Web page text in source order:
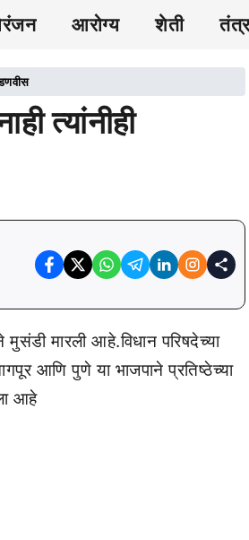
आरोग्य शेती
त्यांनीही
मारली आहे.विधान परिषदेच्या
आणि पुणे या भाजपाने प्रतिष्ठेच्या
आहे